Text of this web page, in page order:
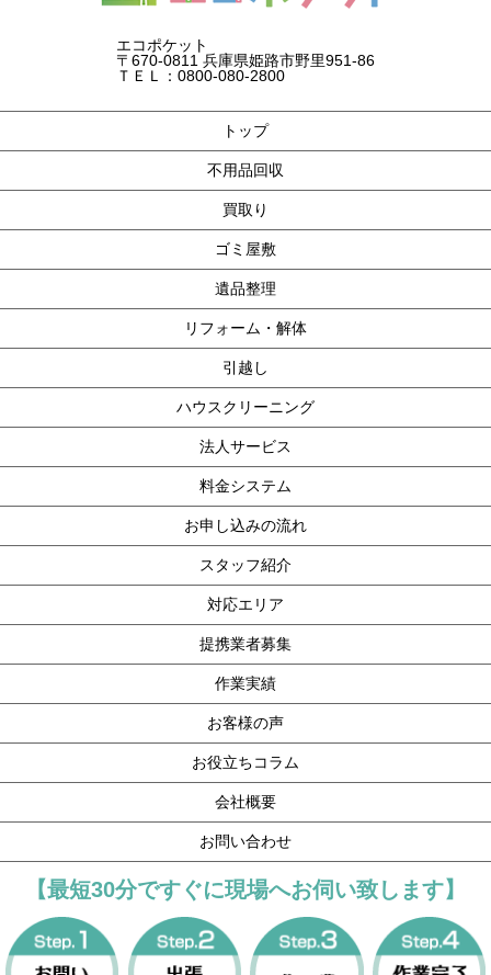
エコポケット
〒670-0811 兵庫県姫路市野里951-86
ＴＥＬ：0800-080-2800
トップ
不用品回収
買取り
ゴミ屋敷
遺品整理
リフォーム・解体
引越し
ハウスクリーニング
法人サービス
料金システム
お申し込みの流れ
スタッフ紹介
対応エリア
提携業者募集
作業実績
お客様の声
お役立ちコラム
会社概要
お問い合わせ
【最短30分ですぐに現場へお伺い致します】